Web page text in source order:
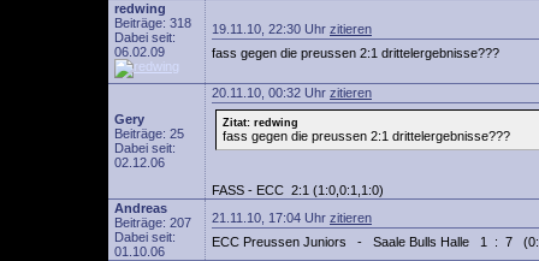
redwing
Beiträge: 318
Dabei seit:
06.02.09
19.11.10, 22:30 Uhr zitieren
fass gegen die preussen 2:1 drittelergebnisse???
Gery
Beiträge: 25
Dabei seit:
02.12.06
20.11.10, 00:32 Uhr zitieren
Zitat: redwing
fass gegen die preussen 2:1 drittelergebnisse???
FASS - ECC 2:1 (1:0,0:1,1:0)
Andreas
Beiträge: 207
Dabei seit:
01.10.06
21.11.10, 17:04 Uhr zitieren
ECC Preussen Juniors - Saale Bulls Halle 1 : 7